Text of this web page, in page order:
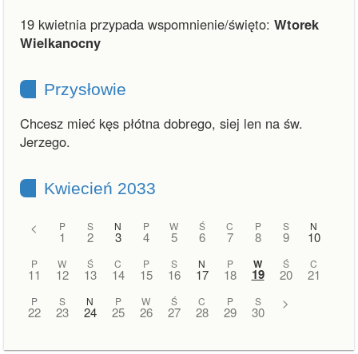
19 kwietnia przypada wspomnienie/święto: Wtorek
Wielkanocny
Przysłowie
Chcesz mieć kęs płótna dobrego, siej len na św.
Jerzego.
Kwiecień 2033
< P
1
S
2
N
3
P
4
W
5
Ś
6
C
7
P
8
S
9
N
10
P
11
W
12
Ś
13
C
14
P
15
S
16
N
17
P
18
W
19
Ś
20
C
21
P
22
S
23
N
24
P
25
W
26
Ś
27
C
28
P
29
S
30
>